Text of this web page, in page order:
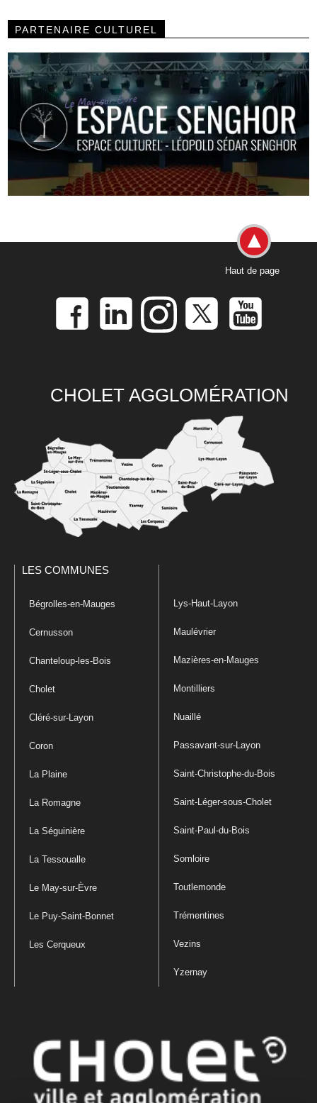
PARTENAIRE CULTUREL
Haut de page
CHOLET AGGLOMÉRATION
LES COMMUNES
Bégrolles-en-Mauges
Cernusson
Chanteloup-les-Bois
Cholet
Cléré-sur-Layon
Coron
La Plaine
La Romagne
La Séguinière
La Tessoualle
Le May-sur-Èvre
Le Puy-Saint-Bonnet
Les Cerqueux
Lys-Haut-Layon
Maulévrier
Mazières-en-Mauges
Montilliers
Nuaillé
Passavant-sur-Layon
Saint-Christophe-du-Bois
Saint-Léger-sous-Cholet
Saint-Paul-du-Bois
Somloire
Toutlemonde
Trémentines
Vezins
Yzernay